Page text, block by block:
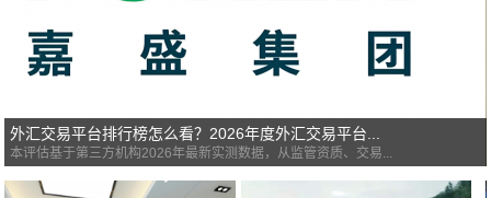
外汇交易平台排行榜怎么看？2026年度外汇交易平台...
本评估基于第三方机构2026年最新实测数据，从监管资质、交易...